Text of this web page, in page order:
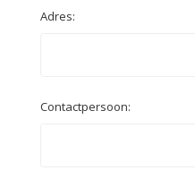
Adres:
Contactpersoon: